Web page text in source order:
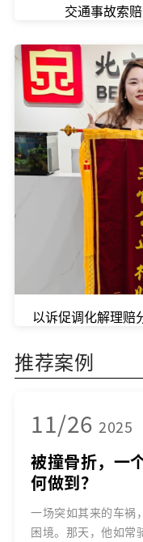
交通事故索
以诉促调化解理赔
推荐案例
11/26 2025
被撞骨折，一
何做到？
一场突如其来的车祸
困境。那天，他如常